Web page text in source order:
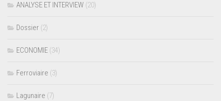
ANALYSE ET INTERVIEW (20)
Dossier (2)
ECONOMIE (34)
Ferroviaire (3)
Lagunaire (7)